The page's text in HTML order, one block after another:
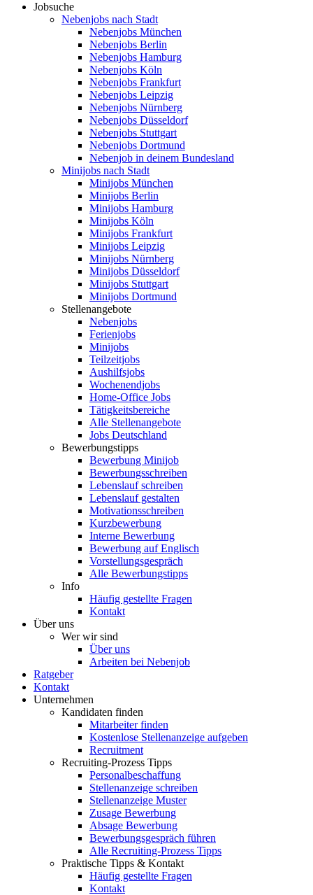
Jobsuche
Nebenjobs nach Stadt
Nebenjobs München
Nebenjobs Berlin
Nebenjobs Hamburg
Nebenjobs Köln
Nebenjobs Frankfurt
Nebenjobs Leipzig
Nebenjobs Nürnberg
Nebenjobs Düsseldorf
Nebenjobs Stuttgart
Nebenjobs Dortmund
Nebenjob in deinem Bundesland
Minijobs nach Stadt
Minijobs München
Minijobs Berlin
Minijobs Hamburg
Minijobs Köln
Minijobs Frankfurt
Minijobs Leipzig
Minijobs Nürnberg
Minijobs Düsseldorf
Minijobs Stuttgart
Minijobs Dortmund
Stellenangebote
Nebenjobs
Ferienjobs
Minijobs
Teilzeitjobs
Aushilfsjobs
Wochenendjobs
Home-Office Jobs
Tätigkeitsbereiche
Alle Stellenangebote
Jobs Deutschland
Bewerbungstipps
Bewerbung Minijob
Bewerbungsschreiben
Lebenslauf schreiben
Lebenslauf gestalten
Motivationsschreiben
Kurzbewerbung
Interne Bewerbung
Bewerbung auf Englisch
Vorstellungsgespräch
Alle Bewerbungstipps
Info
Häufig gestellte Fragen
Kontakt
Über uns
Wer wir sind
Über uns
Arbeiten bei Nebenjob
Ratgeber
Kontakt
Unternehmen
Kandidaten finden
Mitarbeiter finden
Kostenlose Stellenanzeige aufgeben
Recruitment
Recruiting-Prozess Tipps
Personalbeschaffung
Stellenanzeige schreiben
Stellenanzeige Muster
Zusage Bewerbung
Absage Bewerbung
Bewerbungsgespräch führen
Alle Recruiting-Prozess Tipps
Praktische Tipps & Kontakt
Häufig gestellte Fragen
Kontakt